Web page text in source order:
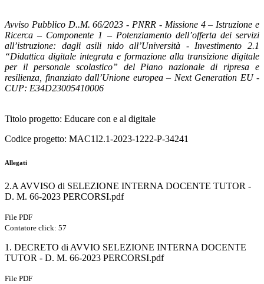
Avviso Pubblico D..M. 66/2023 - PNRR - Missione 4 – Istruzione e
Ricerca – Componente 1 – Potenziamento dell’offerta dei servizi
all’istruzione: dagli asili nido all’Università - Investimento 2.1
“Didattica digitale integrata e formazione alla transizione digitale
per il personale scolastico” del Piano nazionale di ripresa e
resilienza, finanziato dall’Unione europea – Next Generation EU -
CUP: E34D23005410006
Titolo progetto: Educare con e al digitale
Codice progetto: MAC1I2.1-2023-1222-P-34241
Allegati
2.A AVVISO di SELEZIONE INTERNA DOCENTE TUTOR -
D. M. 66-2023 PERCORSI.pdf
File PDF
Contatore click: 57
1. DECRETO di AVVIO SELEZIONE INTERNA DOCENTE
TUTOR - D. M. 66-2023 PERCORSI.pdf
File PDF